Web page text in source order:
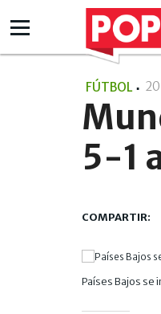
FÚTBOL
5-1
Países Bajos se